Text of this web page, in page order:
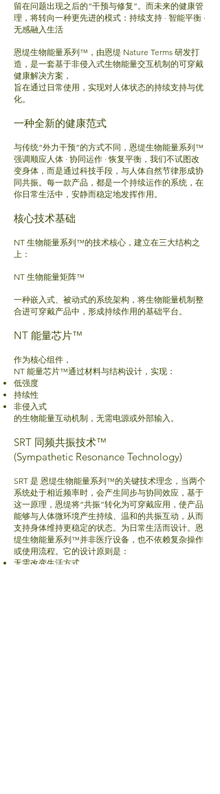
留在问题出现之后的“干预与修复”。 而未来的健康管
理，将转向一种更先进的模式： 持续支持 · 智能平衡 ·
无感融入生活
恩缇生物能量系列™，由恩缇 Nature Terms 研发打
造，是一套基于非侵入式生物能量交互机制的可穿戴
健康解决方案，
旨在通过日常使用，实现对人体状态的持续支持与优
化。
一种全新的健康范式
与传统“外力干预”的方式不同，恩缇生物能量系列™
强调顺应人体 · 协同运作 · 恢复平衡， 我们不试图改
变身体，而是通过科技手段，与人体自然节律形成协
同共振。 每一款产品，都是一个持续运作的系统，在
你日常生活中，安静而稳定地发挥作用。
核心技术基础
NT 生物能量系列™的技术核心，建立在三大结构之
上：
NT 生物能量矩阵™
一种嵌入式、被动式的系统架构，将生物能量机制整
合进可穿戴产品中，形成持续作用的基础平台。
NT 能量芯片™
作为核心组件，
NT 能量芯片™通过材料与结构设计，实现：
低强度
持续性
非侵入式
的生物能量互动机制，无需电源或外部输入。
SRT 同频共振技术™
(Sympathetic Resonance Technology)
SRT 是 恩缇生物能量系列™的关键技术理念， 当两个
系统处于相近频率时，会产生同步与协同效应， 基于
这一原理，恩缇将“共振”转化为可穿戴应用，使产品
能够与人体微环境产生持续、温和的共振互动，从而
支持身体维持更稳定的状态。 为日常生活而设计。恩
缇生物能量系列™并非医疗设备，也不依赖复杂操作
或使用流程。 它的设计原则是：
无需改变生活方式